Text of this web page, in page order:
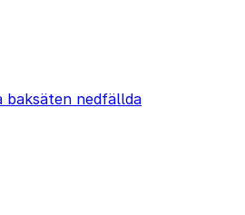
baksäten nedfällda